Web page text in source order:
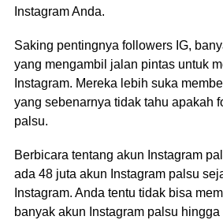
Instagram Anda.
Saking pentingnya followers IG,
yang mengambil jalan pintas untuk
Instagram. Mereka lebih suka
yang sebenarnya tidak tahu apakah
palsu.
Berbicara tentang akun Instagram
ada 48 juta akun Instagram palsu
Instagram. Anda tentu tidak bisa
banyak akun Instagram palsu hingga